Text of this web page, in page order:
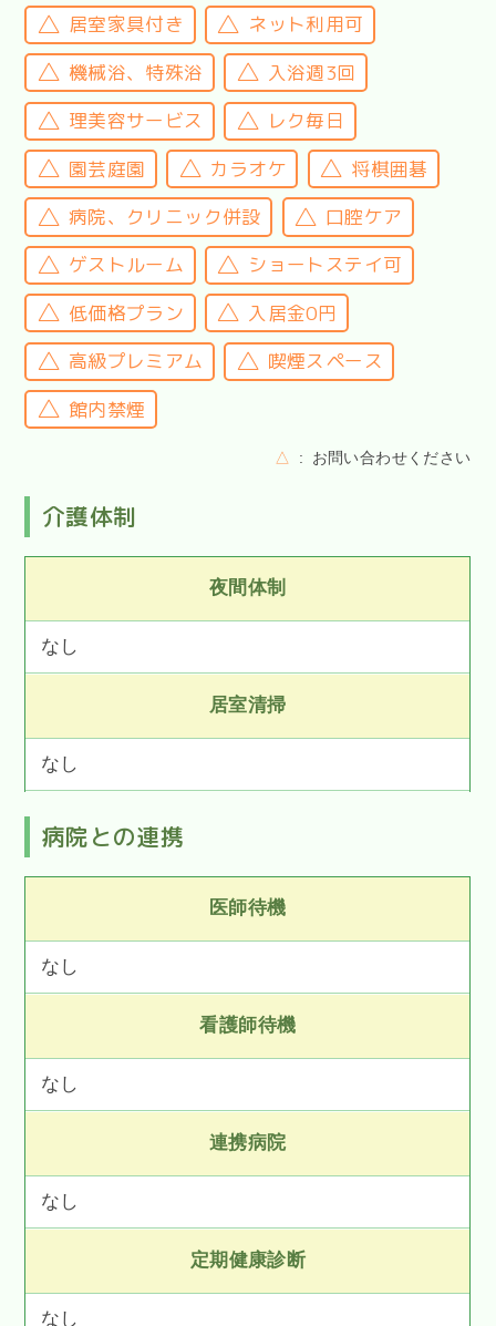
居室家具付き
ネット利用可
機械浴、特殊浴
入浴週3回
理美容サービス
レク毎日
園芸庭園
カラオケ
将棋囲碁
病院、クリニック併設
口腔ケア
ゲストルーム
ショートステイ可
低価格プラン
入居金0円
高級プレミアム
喫煙スペース
館内禁煙
△ お問い合わせください
介護体制
夜間体制
なし
居室清掃
なし
病院との連携
医師待機
なし
看護師待機
なし
連携病院
なし
定期健康診断
なし